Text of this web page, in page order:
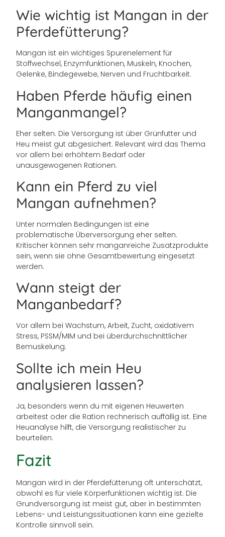
Wie wichtig ist Mangan in der
Pferdefütterung?
Mangan ist ein wichtiges Spurenelement für
Stoffwechsel, Enzymfunktionen, Muskeln, Knochen,
Gelenke, Bindegewebe, Nerven und Fruchtbarkeit.
Haben Pferde häufig einen
Manganmangel?
Eher selten. Die Versorgung ist über Grünfutter und
Heu meist gut abgesichert. Relevant wird das Thema
vor allem bei erhöhtem Bedarf oder
unausgewogenen Rationen.
Kann ein Pferd zu viel
Mangan aufnehmen?
Unter normalen Bedingungen ist eine
problematische Überversorgung eher selten.
Kritischer können sehr manganreiche Zusatzprodukte
sein, wenn sie ohne Gesamtbewertung eingesetzt
werden.
Wann steigt der
Manganbedarf?
Vor allem bei Wachstum, Arbeit, Zucht, oxidativem
Stress, PSSM/MIM und bei überdurchschnittlicher
Bemuskelung.
Sollte ich mein Heu
analysieren lassen?
Ja, besonders wenn du mit eigenen Heuwerten
arbeitest oder die Ration rechnerisch auffällig ist. Eine
Heuanalyse hilft, die Versorgung realistischer zu
beurteilen.
Fazit
Mangan wird in der Pferdefütterung oft unterschätzt,
obwohl es für viele Körperfunktionen wichtig ist. Die
Grundversorgung ist meist gut, aber in bestimmten
Lebens- und Leistungssituationen kann eine gezielte
Kontrolle sinnvoll sein.